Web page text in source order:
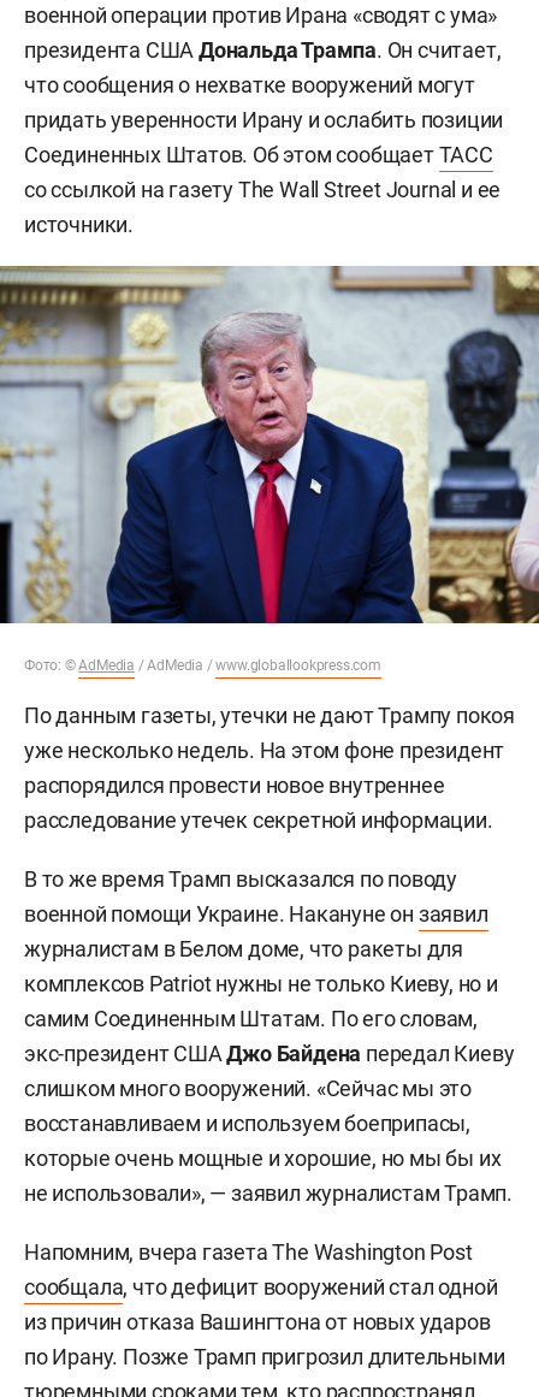
военной операции против Ирана «сводят с ума»
президента СШАДональда Трампа. Он считает,
что сообщения о нехватке вооружений могут
придать уверенности Ирану и ослабить позиции
Соединенных Штатов. Об этом сообщаетТАСС
со ссылкой на газету The Wall Street Journal и ее
источники.
Фото: ©AdMedia / AdMedia /www.globallookpress.com
По данным газеты, утечки не дают Трампу покоя
уже несколько недель. На этом фоне президент
распорядился провести новое внутреннее
расследование утечек секретной информации.
В то же время Трамп высказался по поводу
военной помощи Украине. Накануне он заявил
журналистам в Белом доме, что ракеты для
комплексов Patriot нужны не только Киеву, но и
самим Соединенным Штатам. По его словам,
экс-президент СШАДжо Байдена передал Киеву
слишком много вооружений. «Сейчас мы это
восстанавливаем и используем боеприпасы,
которые очень мощные и хорошие, но мы бы их
не использовали», — заявил журналистам Трамп.
Напомним, вчера газета The Washington Post
сообщала, что дефицит вооружений стал одной
из причин отказа Вашингтона от новых ударов
по Ирану. Позже Трамп пригрозил длительными
тюремными сроками тем, кто распространял